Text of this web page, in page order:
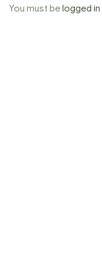
You must belogged in